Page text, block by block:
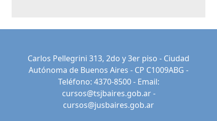
Carlos Pellegrini 313, 2do y 3er piso - Ciudad
Autónoma de Buenos Aires - CP C1009ABG -
Teléfono: 4370-8500 - Email:
cursos@tsjbaires.gob.ar-
cursos@jusbaires.gob.ar